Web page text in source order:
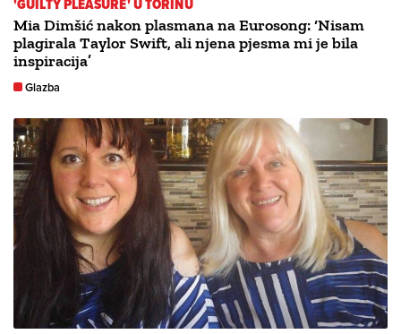
Mia Dimšić nakon plasmana na Eurosong: ‘Nisam
plagirala Taylor Swift, ali njena pjesma mi je bila
inspiracija’
Glazba